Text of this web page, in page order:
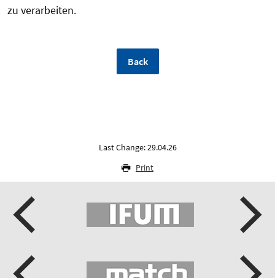
zu verarbeiten.
Back
Last Change: 29.04.26
Print